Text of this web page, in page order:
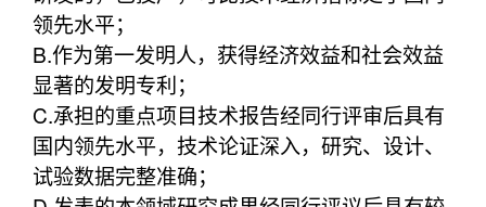
领先水平；
B.作为第一发明人，获得经济效益和社会效益
显著的发明专利；
C.承担的重点项目技术报告经同行评审后具有
国内领先水平，技术论证深入，研究、设计、
试验数据完整准确；